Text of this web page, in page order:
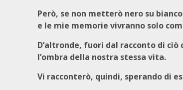
Però, se non metterò nero su
e le mie memorie vivranno solo
D’altronde, fuori dal racconto di ciò
l’ombra della nostra stessa vita.
Vi racconterò, quindi, sperando di